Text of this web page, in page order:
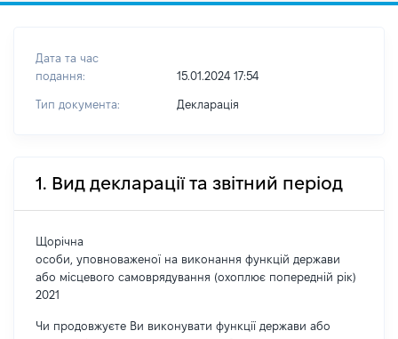
Дата та час
подання:
15.01.2024 17:54
Тип документа: Декларація
1. Вид декларації та звітний період
Щорічна
особи, уповноваженої на виконання функцій держави
або місцевого самоврядування (охоплює попередній рік)
2021
Чи продовжуєте Ви виконувати функції держави або